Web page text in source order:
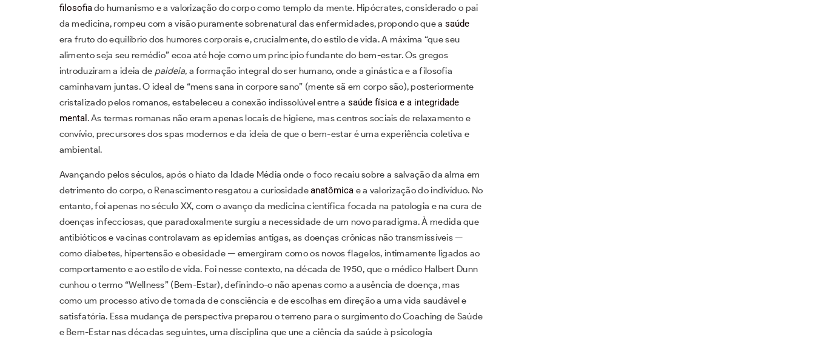
filosofiado humanismo e a valorização do corpo como templo da mente. Hipócrates, considerado o pai
da medicina, rompeu com a visão puramente sobrenatural das enfermidades, propondo que a saúde
era fruto do equilíbrio dos humores corporais e, crucialmente, do estilo de vida. A máxima “que seu
alimento seja seu remédio” ecoa até hoje como um princípio fundante do bem-estar. Os gregos
introduziram a ideia de paideia, a formação integral do ser humano, onde a ginástica e a filosofia
caminhavam juntas. O ideal de “mens sana in corpore sano” (mente sã em corpo são), posteriormente
cristalizado pelos romanos, estabeleceu a conexão indissolúvel entre a saúde física e a integridade
mental . As termas romanas não eram apenas locais de higiene, mas centros sociais de relaxamento e
convívio, precursores dos spas modernos e da ideia de que o bem-estar é uma experiência coletiva e
ambiental.
Avançando pelos séculos, após o hiato da Idade Média onde o foco recaiu sobre a salvação da alma em
detrimento do corpo, o Renascimento resgatou a curiosidadeanatômica e a valorização do indivíduo. No
entanto, foi apenas no século XX, com o avanço da medicina científica focada na patologia e na cura de
doenças infecciosas, que paradoxalmente surgiu a necessidade de um novo paradigma. À medida que
antibióticos e vacinas controlavam as epidemias antigas, as doenças crônicas não transmissíveis —
como diabetes, hipertensão e obesidade — emergiram como os novos flagelos, intimamente ligados ao
comportamento e ao estilo de vida. Foi nesse contexto, na década de 1950, que o médico Halbert Dunn
cunhou o termo “Wellness” (Bem-Estar), definindo-o não apenas como a ausência de doença, mas
como um processo ativo de tomada de consciência e de escolhas em direção a uma vida saudável e
satisfatória. Essa mudança de perspectiva preparou o terreno para o surgimento do Coaching de Saúde
e Bem-Estar nas décadas seguintes, uma disciplina que une a ciência da saúde à psicologia